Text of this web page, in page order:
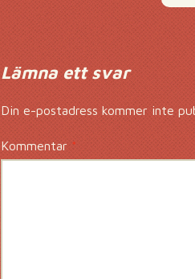
Lämna ett svar
Din e-postadress kommer inte
Kommentar*